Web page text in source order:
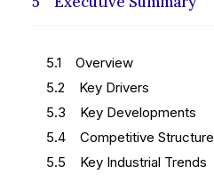
5.1 Overview
5.2 Key Drivers
5.3 Key Developments
5.4 Competitive Structure
5.5 Key Industrial Trends